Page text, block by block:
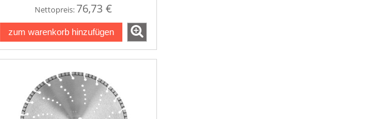
Nettopreis:76,73 €
zum warenkorb hinzufügen